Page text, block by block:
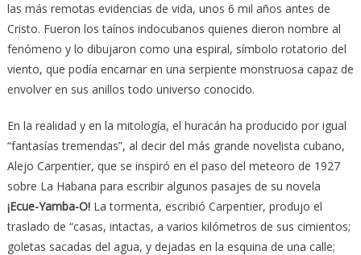
las más remotas evidencias de vida, unos 6 mil años antes de
Cristo. Fueron los taínos indocubanos quienes dieron nombre al
fenómeno y lo dibujaron como una espiral, símbolo rotatorio del
viento, que podía encarnar en una serpiente monstruosa capaz de
envolver en sus anillos todo universo conocido.
En la realidad y en la mitología, el huracán ha producido por igual
“fantasías tremendas”, al decir del más grande novelista cubano,
Alejo Carpentier, que se inspiró en el paso del meteoro de 1927
sobre La Habana para escribir algunos pasajes de su novela
¡Ecue-Yamba-O!La tormenta, escribió Carpentier, produjo el
traslado de “casas, intactas, a varios kilómetros de sus cimientos;
goletas sacadas del agua, y dejadas en la esquina de una calle;